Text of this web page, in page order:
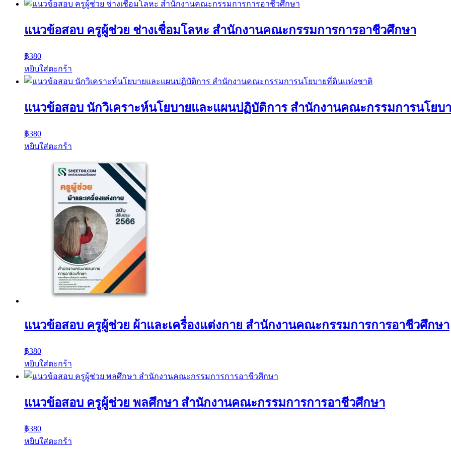
แนวข้อสอบ ครูผู้ช่วย ช่างเชื่อมโลหะ สำนักงานคณะกรรมการการอาชีวศึกษา
฿380
หยิบใส่ตะกร้า
แนวข้อสอบ นักวิเคราะห์นโยบายและแผนปฏิบัติการ สำนักงานคณะกรรมการนโยบ
฿380
หยิบใส่ตะกร้า
แนวข้อสอบ ครูผู้ช่วย ผ้าและเครื่องแต่งกาย สำนักงานคณะกรรมการการอาชีวศึกษา
฿380
หยิบใส่ตะกร้า
แนวข้อสอบ ครูผู้ช่วย พลศึกษา สำนักงานคณะกรรมการการอาชีวศึกษา
฿380
หยิบใส่ตะกร้า